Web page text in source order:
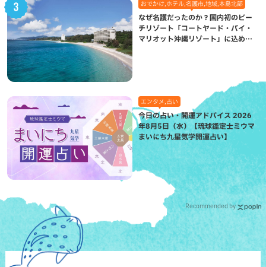
おでかけ,ホテル,名護市,地域,本島北部
なぜ名護だったのか？国内初のビー
チリゾート「コートヤード・バイ・
マリオット沖縄リゾート」に込めら
エンタメ,占い
今日の占い・開運アドバイス 2026
年8月5日（水）【琉球鑑定士ミウマ
まいにち九星気学開運占い】
Recommended by